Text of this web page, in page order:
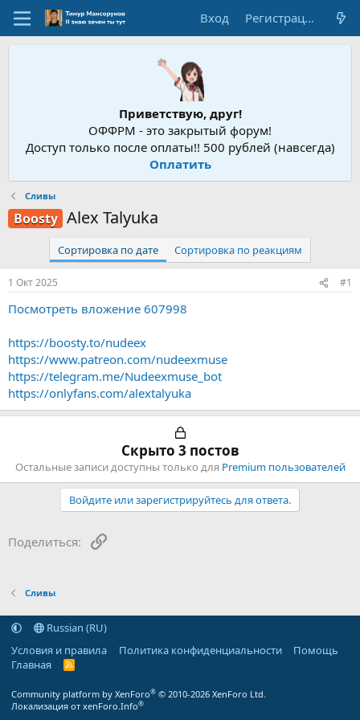
Вход Регистрация
Приветствую, друг!
ОФФРМ - это закрытый форум!
Доступ только после оплаты!! 500 рублей (навсегда)
Оплатить
Сливы
Boosty Alex Talyuka
Сортировка по дате Сортировка по реакциям
1 Окт 2025 #1
Посмотреть вложение 607998
https://boosty.to/nudeex
https://www.patreon.com/nudeexmuse
https://telegram.me/Nudeexmuse_bot
https://onlyfans.com/alextalyuka
Скрыто 3 постов
Остальные записи доступны только для Premium пользователей
Войдите или зарегистрируйтесь для ответа.
Поделиться: Ссылка
Сливы
Russian (RU)
Условия и правила
Политика конфиденциальности
Помощь
Главная
R
Community platform by XenForo® © 2010-2026 XenForo Ltd.
Локализация от xenForo.Info®